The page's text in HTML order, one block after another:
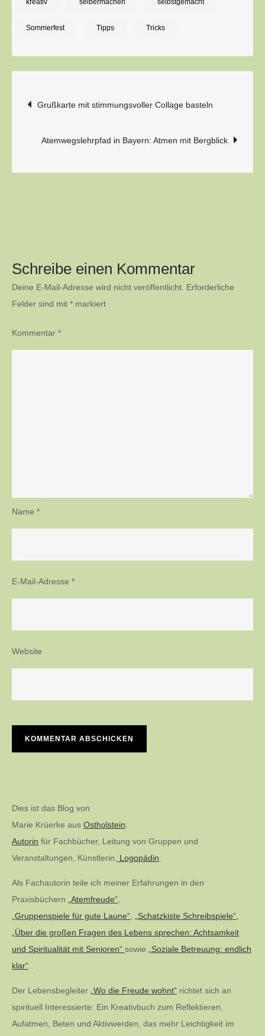
kreativ selbermachen selbstgemacht
Sommerfest Tipps Tricks
Beitragsnavigation
Grußkarte mit stimmungsvoller Collage basteln
Atemwegslehrpfad in Bayern: Atmen mit Bergblick
Schreibe einen Kommentar
Deine E-Mail-Adresse wird nicht veröffentlicht. Erforderliche
Felder sind mit * markiert
Kommentar *
Name *
E-Mail-Adresse *
Website
Dies ist das Blog von
Marie Krüerke aus Ostholstein:
Autorin für Fachbücher, Leitung von Gruppen und
Veranstaltungen, Künstlerin,
Logopädin
Als Fachautorin teile ich meiner Erfahrungen in den
Praxisbüchern
„Atemfreude“
„Gruppenspiele für gute Laune“
„Schatzkiste Schreibspiele“,
„Über die großen Fragen des Lebens sprechen: Achtsamkeit
und Spiritualität mit Senioren“ sowie
„Soziale Betreuung: endlich
klar“
Der Lebensbegleiter „Wo die Freude wohnt“ richtet sich an
spirituell Interessierte: Ein Kreativbuch zum Reflektieren,
Aufatmen, Beten und Aktivwerden, das mehr Leichtigkeit im